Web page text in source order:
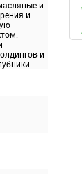
и
и
и